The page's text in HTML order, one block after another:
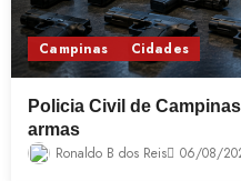
Campinas Cidades
Policia Civil de
armas
Ronaldo B dos Reis 06/08/